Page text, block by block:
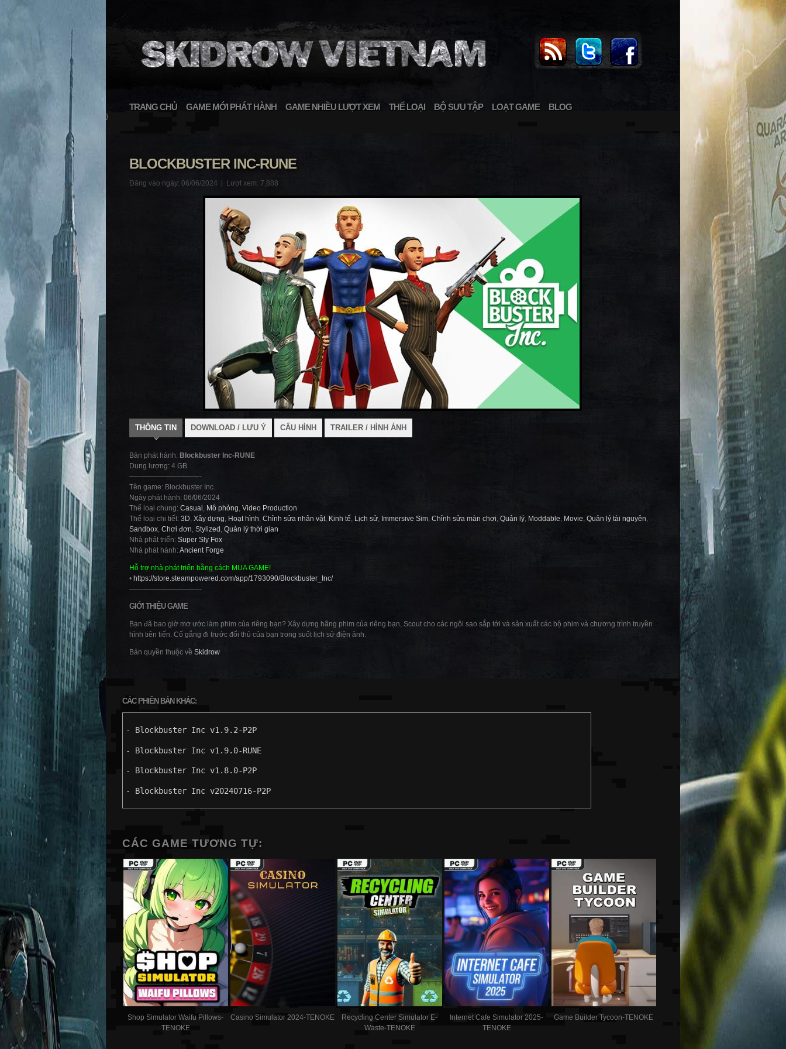
TRANG CHỦ GAME MỚI PHÁT HÀNH GAME NHIỀU LƯỢT XEM THỂ LOẠI BỘ SƯU TẬP LOẠT GAME BLOG
}
BLOCKBUSTER INC-RUNE
Đăng vào ngày: 06/06/2024 | Lượt xem: 7,888
THÔNG TIN DOWNLOAD / LƯU Ý CẤU HÌNH TRAILER / HÌNH ẢNH
Bản phát hành: Blockbuster Inc-RUNE
Dung lượng: 4 GB
——————————-
Tên game: Blockbuster Inc.
Ngày phát hành: 06/06/2024
Thể loại chung: Casual , Mô phỏng, Video Production
Thể loại chi tiết: 3D, Xây dựng, Hoạt hình, Chỉnh sửa nhân vật, Kinh tế, Lịch sử, Immersive Sim, Chỉnh sửa màn chơi, Quản lý, Moddable, Movie, Quản lý tài nguyên,
Sandbox, Chơi đơn, Stylized , Quản lý thời gian
Nhà phát triển: Super Sly Fox
Nhà phát hành:Ancient Forge
Hỗ trợ nhà phát triển bằng cách MUA GAME!
• https://store.steampowered.com/app/1793090/Blockbuster_Inc/
——————————-
GIỚI THIỆU GAME
Bạn đã bao giờ mơ ước làm phim của riêng bạn? Xây dựng hãng phim của riêng bạn, Scout cho các ngôi sao sắp tới và sản xuất các bộ phim và chương trình truyền
hình tiên tiến. Cố gắng đi trước đối thủ của bạn trong suốt lịch sử điện ảnh.
Bản quyền thuộc về Skidrow
CÁC PHIÊN BẢN KHÁC:
- Blockbuster Inc v1.9.2-P2P
- Blockbuster Inc v1.9.0-RUNE
- Blockbuster Inc v1.8.0-P2P
- Blockbuster Inc v20240716-P2P
CÁC GAME TƯƠNG TỰ:
Shop Simulator Waifu Pillows-
TENOKE
Casino Simulator 2024-TENOKE
Recycling Center Simulator E-
Waste-TENOKE
Internet Cafe Simulator 2025-
TENOKE
Game Builder Tycoon-TENOKE